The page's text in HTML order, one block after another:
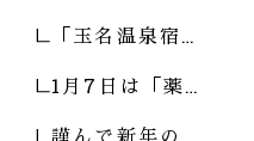
「玉名温泉宿…
1月7日は「薬…
謹んで新年の…